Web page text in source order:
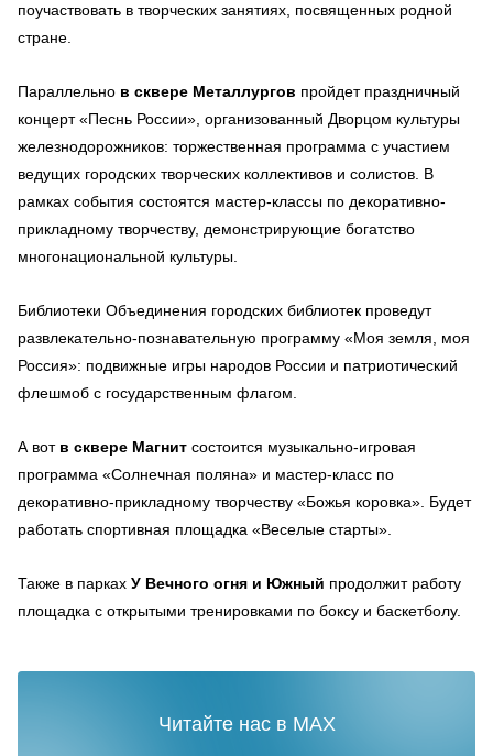
поучаствовать в творческих занятиях, посвященных родной
стране.
Параллельно в сквере Металлургов пройдет праздничный
концерт «Песнь России», организованный Дворцом культуры
железнодорожников: торжественная программа с участием
ведущих городских творческих коллективов и солистов. В
рамках события состоятся мастер-классы по декоративно-
прикладному творчеству, демонстрирующие богатство
многонациональной культуры.
Библиотеки Объединения городских библиотек проведут
развлекательно-познавательную программу «Моя земля, моя
Россия»: подвижные игры народов России и патриотический
флешмоб с государственным флагом.
А вот в сквере Магнит состоится музыкально-игровая
программа «Солнечная поляна» и мастер-класс по
декоративно-прикладному творчеству «Божья коровка». Будет
работать спортивная площадка «Веселые старты».
Также в парках У Вечного огня и Южный продолжит работу
площадка с открытыми тренировками по боксу и баскетболу.
Читайте нас в MAX